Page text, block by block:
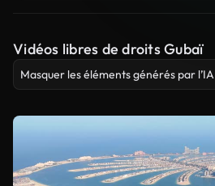
Vidéos libres de droits Gubaï
Masquer les éléments générés par l’IA